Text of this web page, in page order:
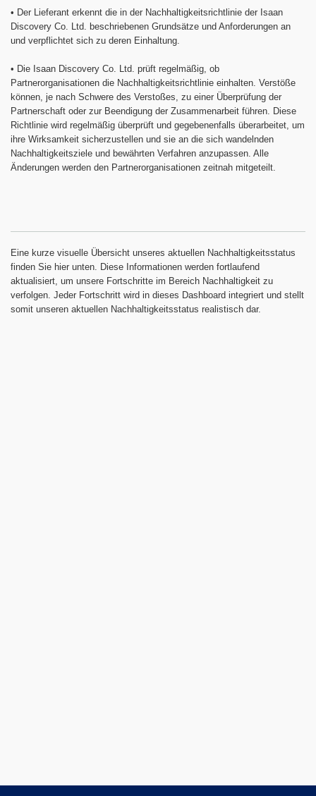
• Der Lieferant erkennt die in der Nachhaltigkeitsrichtlinie der Isaan
Discovery Co. Ltd. beschriebenen Grundsätze und Anforderungen an
und verpflichtet sich zu deren Einhaltung.
• Die Isaan Discovery Co. Ltd. prüft regelmäßig, ob
Partnerorganisationen die Nachhaltigkeitsrichtlinie einhalten. Verstöße
können, je nach Schwere des Verstoßes, zu einer Überprüfung der
Partnerschaft oder zur Beendigung der Zusammenarbeit führen. Diese
Richtlinie wird regelmäßig überprüft und gegebenenfalls überarbeitet, um
ihre Wirksamkeit sicherzustellen und sie an die sich wandelnden
Nachhaltigkeitsziele und bewährten Verfahren anzupassen. Alle
Änderungen werden den Partnerorganisationen zeitnah mitgeteilt.
Eine kurze visuelle Übersicht unseres aktuellen Nachhaltigkeitsstatus
finden Sie hier unten. Diese Informationen werden fortlaufend
aktualisiert, um unsere Fortschritte im Bereich Nachhaltigkeit zu
verfolgen. Jeder Fortschritt wird in dieses Dashboard integriert und stellt
somit unseren aktuellen Nachhaltigkeitsstatus realistisch dar.